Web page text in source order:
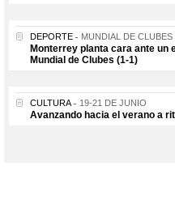
DEPORTE MUNDIAL DE CLUBES
Monterrey planta cara ante un
Mundial de Clubes (1-1)
CULTURA 19-21 DE JUNIO
Avanzando hacia el verano a